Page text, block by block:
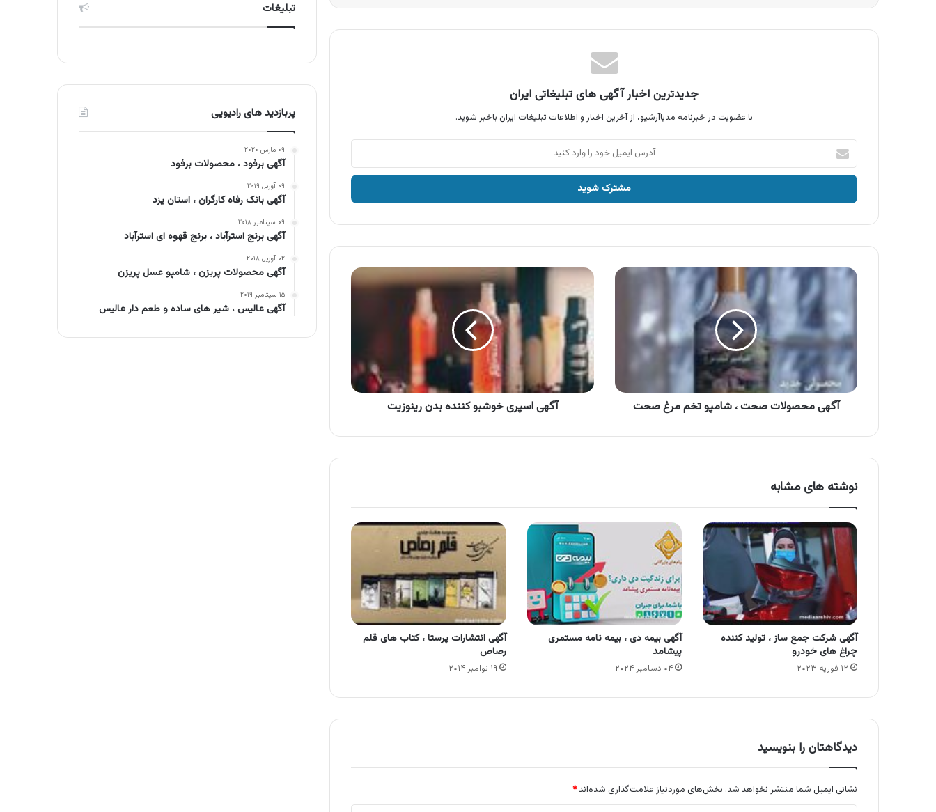
جدیدترین اخبار آگهی های تبلیغاتی ایران
با عضویت در خبرنامه مدیاآرشیو، از آخرین اخبار و اطلاعات تبلیغات ایران باخبر شوید.
آدرس
ایمیل
خود
وارد
آگهی
شامپو
تخم
مرغ
صحت
آگهی محصولات صحت ، شامپو تخم مرغ صحت
آگهی
خوشبو
کننده
بدن
رینوزیت
آگهی اسپری خوشبو کننده بدن رینوزیت
نوشته های مشابه
آگهی شرکت جمع ساز ، تولید کننده
چراغ های خودرو
۱۲ فوریه ۲۰۲۳
آگهی بیمه دی ، بیمه نامه مستمری
پیشامد
۰۴ دسامبر ۲۰۲۴
آگهی انتشارات پرستا ، کتاب های قلم
رصاص
۱۹ نوامبر ۲۰۱۴
دیدگاهتان را بنویسید
نشانی ایمیل شما منتشر نخواهد شد. بخش‌های موردنیاز علامت‌گذاری شده‌اند*
تبلیغات
پربازدید های رادیویی
۰۹ مارس ۲۰۲۰
آگهی برفود ، محصولات برفود
۰۹ آوریل ۲۰۱۹
آگهی بانک رفاه کارگران ، استان یزد
۰۹ سپتامبر ۲۰۱۸
آگهی برنج استرآباد ، برنج قهوه ای استرآباد
۰۲ آوریل ۲۰۱۸
آگهی محصولات پریزن ، شامپو عسل پریزن
۱۵ سپتامبر ۲۰۱۹
آگهی عالیس ، شیر های ساده و طعم دار عالیس